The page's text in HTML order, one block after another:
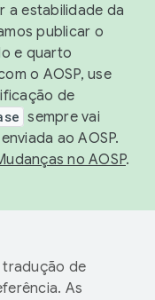
a estabilidade da
publicar o
e quarto
o AOSP, use
de
sempre vai
ao AOSP.
no AOSP.
tradução de
As